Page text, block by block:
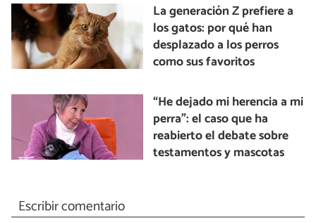
La generación Z prefiere a
los gatos: por qué han
desplazado a los perros
como sus favoritos
“He dejado mi herencia a mi
perra”: el caso que ha
reabierto el debate sobre
testamentos y mascotas
Escribir comentario